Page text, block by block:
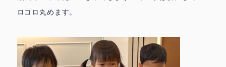
ロコロ丸めます。